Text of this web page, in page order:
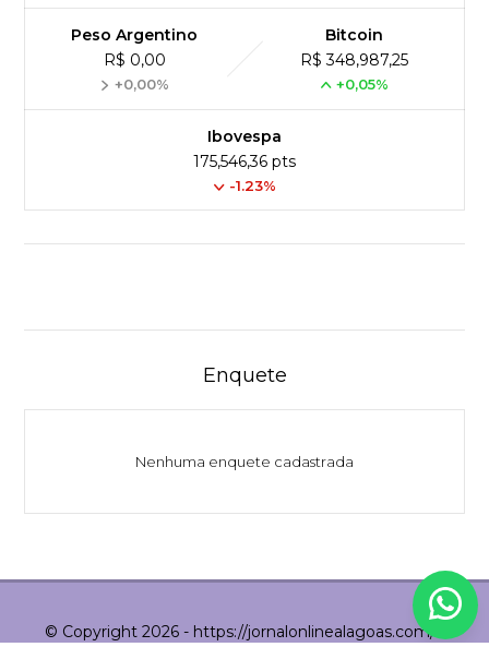
Peso Argentino
R$ 0,00
+0,00%
Bitcoin
R$ 348,987,25
+0,05%
Ibovespa
175,546,36 pts
-1.23%
Enquete
Nenhuma enquete cadastrada
© Copyright 2026 - https://jornalonlinealagoas.com/ -